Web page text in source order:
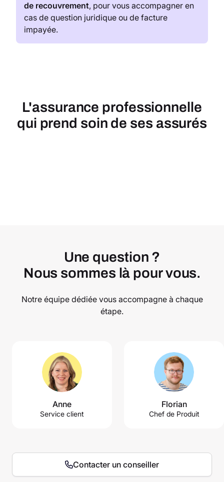
de recouvrement, pour vous accompagner en
cas de question juridique ou de facture
impayée.
L'assurance professionnelle
qui prend soin de ses assurés
Une question ?
Nous sommes là pour vous.
Notre équipe dédiée vous accompagne à chaque
étape.
Anne
Service client
Florian
Chef de Produit
Contacter un conseiller